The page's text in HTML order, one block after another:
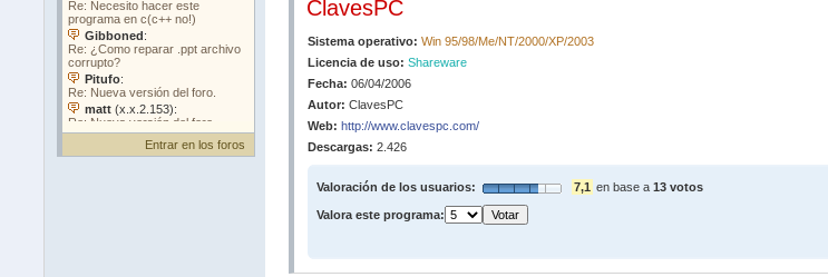
Entrar en los foros
ClavesPC
Sistema operativo: Win 95/98/Me/NT/2000/XP/2003
Licencia de uso: Shareware
Fecha: 06/04/2006
Autor: ClavesPC
Web: http://www.clavespc.com/
Descargas: 2.426
Valoración de los usuarios: 7,1 en base a 13 votos
Valora este programa: